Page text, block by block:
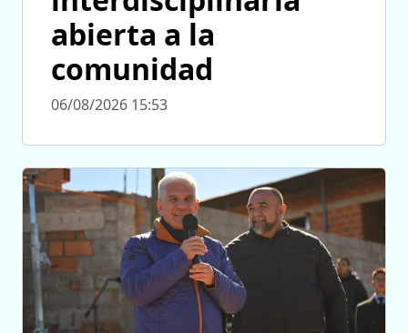
abierta a la
comunidad
06/08/2026 15:53